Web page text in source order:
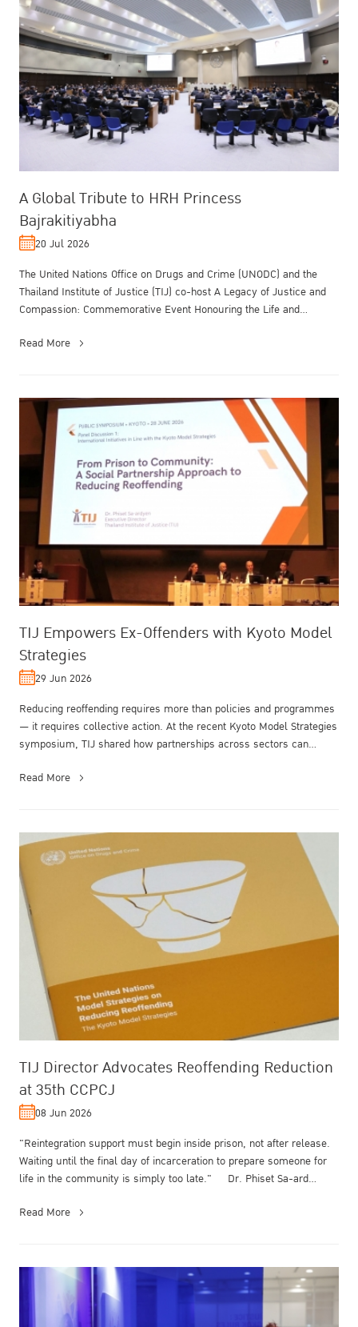
A Global Tribute to HRH Princess
Bajrakitiyabha
20 Jul 2026
The United Nations Office on Drugs and Crime (UNODC) and the
Thailand Institute of Justice (TIJ) co-host A Legacy of Justice and
Compassion: Commemorative Event Honouring the Life and
Read More
TIJ Empowers Ex-Offenders with Kyoto Model
Strategies
29 Jun 2026
Reducing reoffending requires more than policies and programmes
— it requires collective action. At the recent Kyoto Model Strategies
symposium, TIJ shared how partnerships across sectors can
Read More
TIJ Director Advocates Reoffending Reduction
at 35th CCPCJ
08 Jun 2026
"Reintegration support must begin inside prison, not after release.
Waiting until the final day of incarceration to prepare someone for
life in the community is simply too late." Dr. Phiset Sa-ard...
Read More